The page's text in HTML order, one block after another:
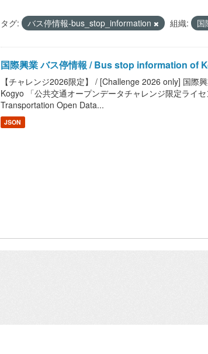
タグ: バス停情報-bus_stop_information 組織: 国
国際興業 バス停情報 / Bus stop information of
【チャレンジ2026限定】 / [Challenge 2026 only] 国
Kogyo 「公共交通オープンデータチャレンジ限定ライ
Transportation Open Data...
JSON